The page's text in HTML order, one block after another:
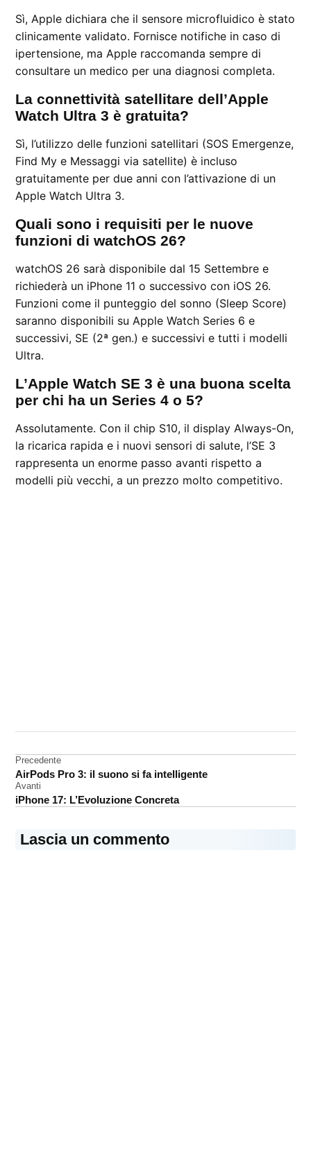
Sì, Apple dichiara che il sensore microfluidico è stato
clinicamente validato. Fornisce notifiche in caso di
ipertensione, ma Apple raccomanda sempre di
consultare un medico per una diagnosi completa.
La connettività satellitare dell’Apple
Watch Ultra 3 è gratuita?
Sì, l’utilizzo delle funzioni satellitari (SOS Emergenze,
Find My e Messaggi via satellite) è incluso
gratuitamente per due anni con l’attivazione di un
Apple Watch Ultra 3.
Quali sono i requisiti per le nuove
funzioni di watchOS 26?
watchOS 26 sarà disponibile dal 15 Settembre e
richiederà un iPhone 11 o successivo con iOS 26.
Funzioni come il punteggio del sonno (Sleep Score)
saranno disponibili su Apple Watch Series 6 e
successivi, SE (2ª gen.) e successivi e tutti i modelli
Ultra.
L’Apple Watch SE 3 è una buona scelta
per chi ha un Series 4 o 5?
Assolutamente. Con il chip S10, il display Always-On,
la ricarica rapida e i nuovi sensori di salute, l’SE 3
rappresenta un enorme passo avanti rispetto a
modelli più vecchi, a un prezzo molto competitivo.
Navigazione
articoli
Precedente
AirPods Pro 3: il suono si fa intelligente
Avanti
iPhone 17: L’Evoluzione Concreta
Lascia un commento